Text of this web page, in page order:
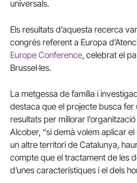
universals.
Els resultats d’aquesta recerca
congrés referent a Europa
Europe Conference, celebrat el
Brussel·les.
La metgessa de família i
destaca que el projecte busca fer
resultats per millorar
Alcober, “si demà volem aplicar
un altre territori de Catalunya,
compte que el tractament de les
d’unes característiques i el dels